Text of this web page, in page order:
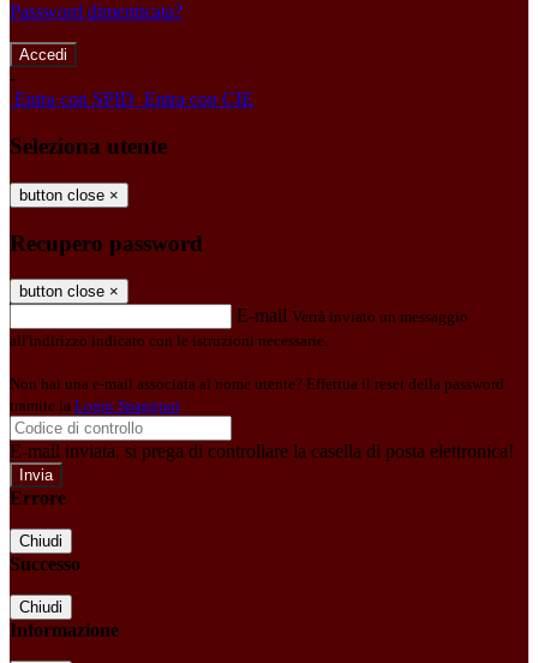
Password dimenticata?
-
Entra con SPID Entra con CIE
Seleziona utente
button close ×
Recupero password
button close ×
E-mail Verrà inviato un messaggio
all'indirizzo indicato con le istruzioni necessarie.
Non hai una e-mail associata al nome utente? Effettua il reset della password
tramite la Login Spaggiari
E-mail inviata, si prega di controllare la casella di posta elettronica!
Errore
Chiudi
Successo
Chiudi
Informazione